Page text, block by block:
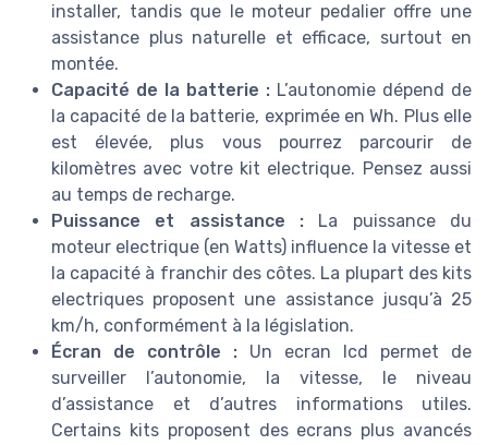
installer, tandis que le moteur pedalier offre une
assistance plus naturelle et efficace, surtout en
montée.
Capacité de la batterie : L’autonomie dépend de
la capacité de la batterie, exprimée en Wh. Plus elle
est élevée, plus vous pourrez parcourir de
kilomètres avec votre kit electrique. Pensez aussi
au temps de recharge.
Puissance et assistance : La puissance du
moteur electrique (en Watts) influence la vitesse et
la capacité à franchir des côtes. La plupart des kits
electriques proposent une assistance jusqu’à 25
km/h, conformément à la législation.
Écran de contrôle : Un ecran lcd permet de
surveiller l’autonomie, la vitesse, le niveau
d’assistance et d’autres informations utiles.
Certains kits proposent des ecrans plus avancés